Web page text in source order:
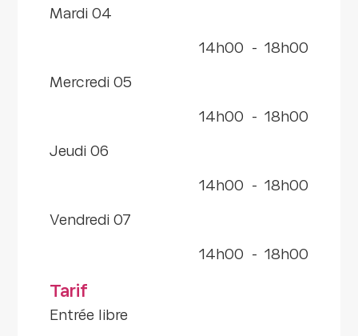
mardi 04
14h00 - 18h00
mercredi 05
14h00 - 18h00
jeudi 06
14h00 - 18h00
vendredi 07
14h00 - 18h00
Tarif
Entrée libre